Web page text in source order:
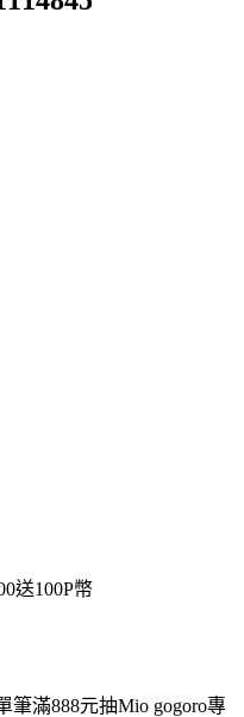
送100P幣
筆滿888元抽Mio gogoro專